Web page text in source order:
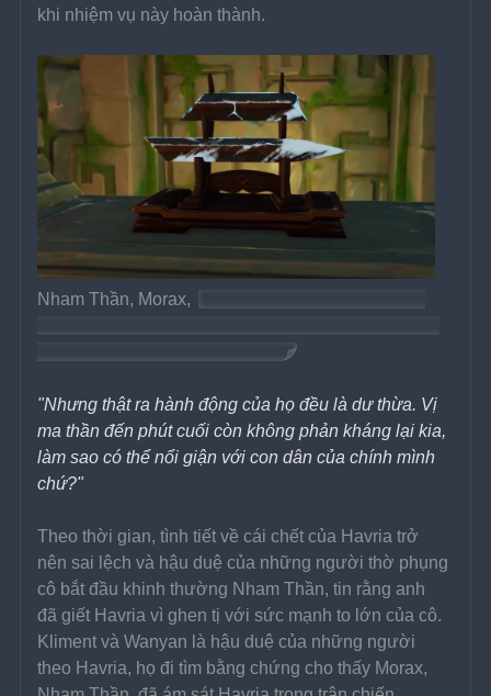
khi nhiệm vụ này hoàn thành.
Nham Thần, Morax,
rằng điều này là không cần thiết.
"Nhưng thật ra hành động của họ đều là dư thừa. Vị
ma thần đến phút cuối còn không phản kháng lại kia,
làm sao có thể nổi giận với con dân của chính mình
chứ?"
Theo thời gian, tình tiết về cái chết của Havria trở
nên sai lệch và hậu duệ của những người thờ phụng
cô bắt đầu khinh thường Nham Thần, tin rằng anh
đã giết Havria vì ghen tị với sức mạnh to lớn của cô.
Kliment và Wanyan là hậu duệ của những người
theo Havria, họ đi tìm bằng chứng cho thấy Morax,